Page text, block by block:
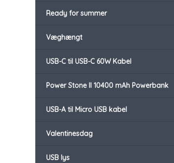
Ready for summer
Væghængt
USB-C til USB-C 60W Kabel
Power Stone II 10400 mAh Powerbank
USB-A til Micro USB kabel
Valentinesdag
USB lys